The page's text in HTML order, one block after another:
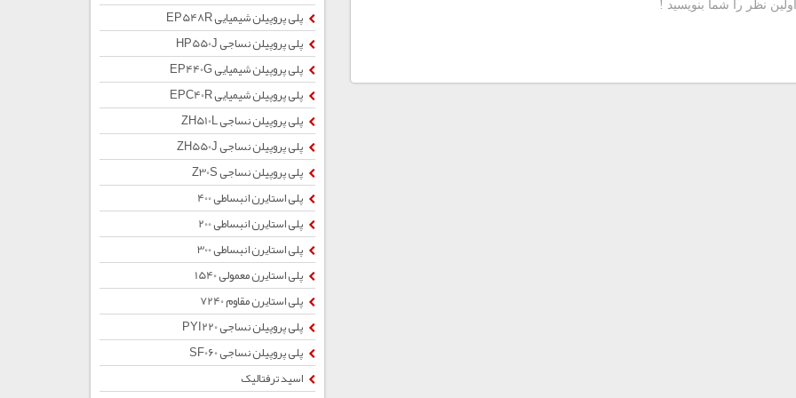
پلی پروپیلن شیمیایی EP548R
پلی پروپیلن نساجی HP550J
پلی پروپیلن شیمیایی EP440G
پلی پروپیلن شیمیایی EPC40R
پلی پروپیلن نساجی ZH510L
پلی پروپیلن نساجی ZH550J
پلی پروپیلن نساجی Z30S
پلی استایرن انبساطی 400
پلی استایرن انبساطی 200
پلی استایرن انبساطی 300
پلی استایرن معمولی 1540
پلی استایرن مقاوم 7240
پلی پروپیلن نساجی PYI220
پلی پروپیلن نساجی SF060
اسید ترفتالیک